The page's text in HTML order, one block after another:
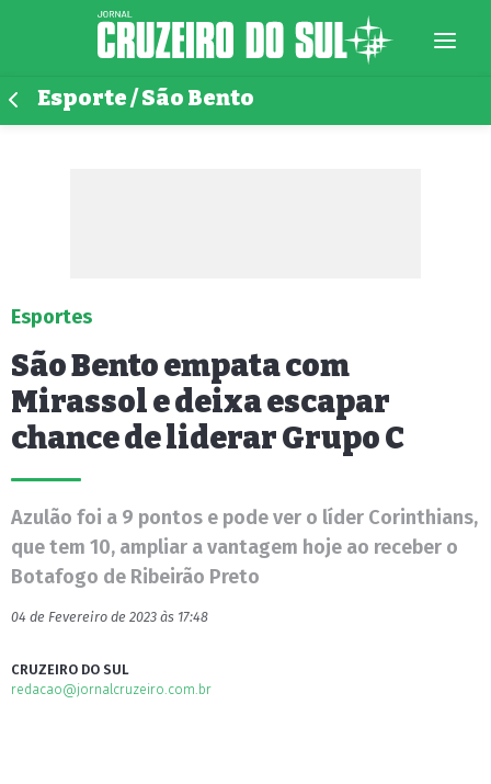
Esporte / São Bento
Esportes
São Bento empata com
Mirassol e deixa escapar
chance de liderar Grupo C
Azulão foi a 9 pontos e pode ver o líder Corinthians,
que tem 10, ampliar a vantagem hoje ao receber o
Botafogo de Ribeirão Preto
04 de Fevereiro de 2023 às 17:48
CRUZEIRO DO SUL
redacao@jornalcruzeiro.com.br